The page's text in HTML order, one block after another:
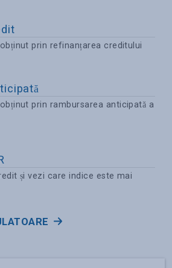
prin refinanțarea creditului
prin rambursarea anticipată a
și vezi care indice este mai